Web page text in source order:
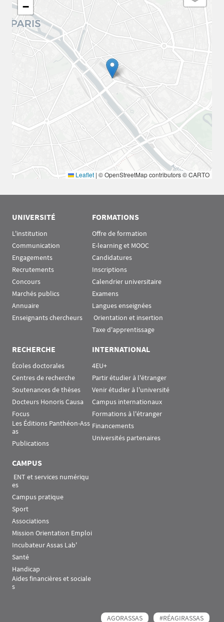
−
Leaflet | © OpenStreetMap contributors © CARTO
UNIVERSITÉ
L'institution
Communication
Engagements
Recrutements
Concours
Marchés publics
Annuaire
Enseignants chercheurs
FORMATIONS
Offre de formation
E-learning et MOOC
Candidatures
Inscriptions
Calendrier universitaire
Examens
Langues enseignées
Orientation et insertion
Taxe d'apprentissage
RECHERCHE
Écoles doctorales
Centres de recherche
Soutenances de thèses
Docteurs Honoris Causa
Focus
Les Éditions Panthéon-Ass
as
Publications
INTERNATIONAL
4EU+
Partir étudier à l'étranger
Venir étudier à l'université
Campus internationaux
Formations à l'étranger
Financements
Universités partenaires
CAMPUS
es
Campus pratique
Sport
Associations
Mission Orientation Emploi
Incubateur Assas Lab'
Santé
Handicap
Aides financières et sociale
s
AGORASSAS
#RÉAGIRASSAS